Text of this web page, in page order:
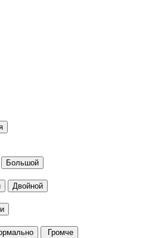
Большой
Двойной
Громче